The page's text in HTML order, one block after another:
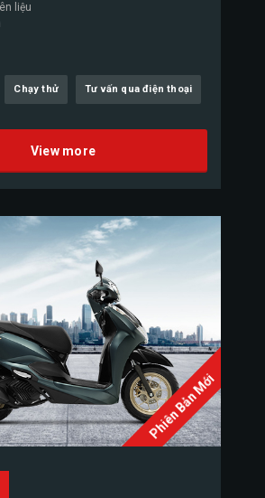
liệu
Chạy thử Tư vấn qua điện thoại
View more
Phiên Bản Mới